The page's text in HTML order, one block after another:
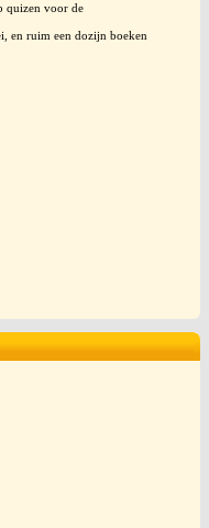
quizen voor de
en ruim een dozijn boeken